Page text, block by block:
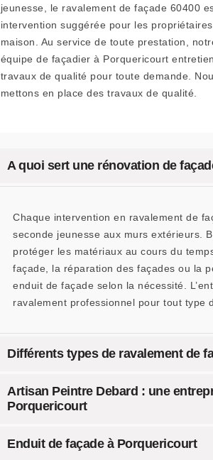
jeunesse, le ravalement de façade 60400
intervention suggérée pour les
maison. Au service de toute prestation,
équipe de façadier à Porquericourt
travaux de qualité pour toute demande.
mettons en place des travaux de qualité.
A quoi sert une rénovation de
Chaque intervention en ravalement de
seconde jeunesse aux murs extérieurs.
protéger les matériaux au cours du
façade, la réparation des façades ou la
enduit de façade selon la nécessité.
ravalement professionnel pour tout type
Différents types de ravalement de
Artisan Peintre Debard : une
Porquericourt
Enduit de façade à Porquericourt